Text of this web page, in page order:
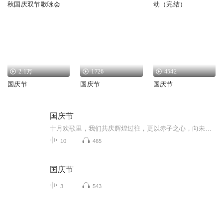
秋国庆双节歌咏会
动（完结）
2.1万
国庆节
1726
国庆节
4542
国庆节
国庆节
10 465
国庆节
3 543